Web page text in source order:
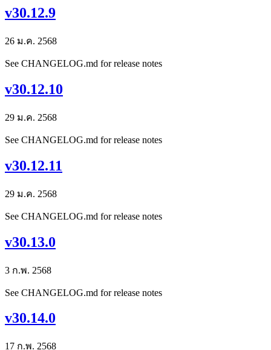
v30.12.9
26 ม.ค. 2568
See CHANGELOG.md for release notes
v30.12.10
29 ม.ค. 2568
See CHANGELOG.md for release notes
v30.12.11
29 ม.ค. 2568
See CHANGELOG.md for release notes
v30.13.0
3 ก.พ. 2568
See CHANGELOG.md for release notes
v30.14.0
17 ก.พ. 2568